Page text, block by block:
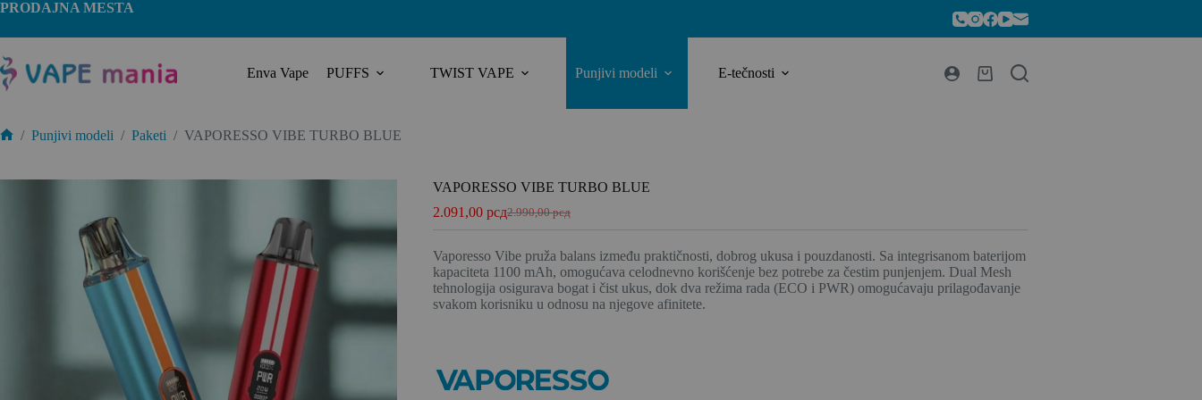
PRODAJNA MESTA
Enva Vape PUFFS TWIST VAPE Punjivi modeli E-tečnosti
/ Punjivi modeli / Paketi / VAPORESSO VIBE TURBO BLUE
VAPORESSO VIBE TURBO BLUE
2.990,00рсд
2.091,00 рсд
Vaporesso Vibe pruža balans između praktičnosti, dobrog ukusa i pouzdanosti. Sa integrisanom baterijom
kapaciteta 1100 mAh, omogućava celodnevno korišćenje bez potrebe za čestim punjenjem. Dual Mesh
tehnologija osigurava bogat i čist ukus, dok dva režima rada (ECO i PWR) omogućavaju prilagođavanje
svakom korisniku u odnosu na njegove afinitete.